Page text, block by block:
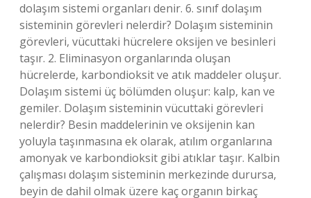
dolaşım sistemi organları denir. 6. sınıf dolaşım
sisteminin görevleri nelerdir? Dolaşım sisteminin
görevleri, vücuttaki hücrelere oksijen ve besinleri
taşır. 2. Eliminasyon organlarında oluşan
hücrelerde, karbondioksit ve atık maddeler oluşur.
Dolaşım sistemi üç bölümden oluşur: kalp, kan ve
gemiler. Dolaşım sisteminin vücuttaki görevleri
nelerdir? Besin maddelerinin ve oksijenin kan
yoluyla taşınmasına ek olarak, atılım organlarına
amonyak ve karbondioksit gibi atıklar taşır. Kalbin
çalışması dolaşım sisteminin merkezinde durursa,
beyin de dahil olmak üzere kaç organın birkaç